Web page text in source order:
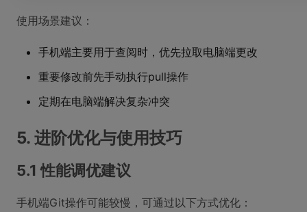
使用场景建议：
手机端主要用于查阅时，优先拉取电脑端更改
重要修改前先手动执行pull操作
定期在电脑端解决复杂冲突
5. 进阶优化与使用技巧
5.1 性能调优建议
手机端Git操作可能较慢，可通过以下方式优化：